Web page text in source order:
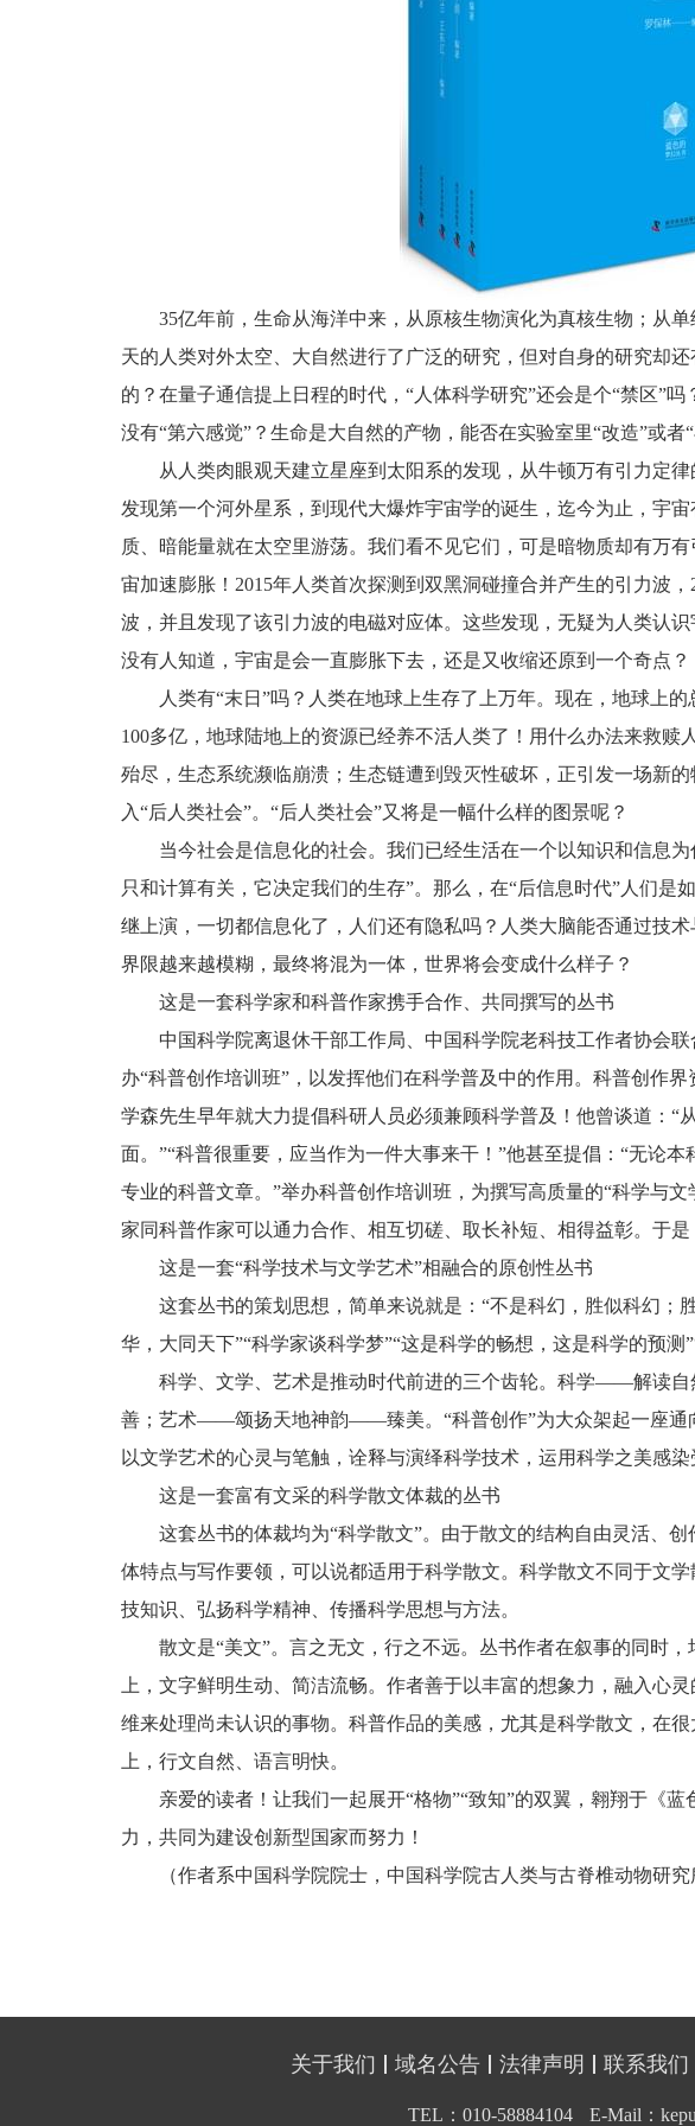
35亿年前，生命从海洋中来，从原核生物演化为真核生物；从
天的人类对外太空、大自然进行了广泛的研究，但对自身的研究却
的？在量子通信提上日程的时代，“人体科学研究”还会是个“禁区”
没有“第六感觉”？生命是大自然的产物，能否在实验室里“改造”或者“
从人类肉眼观天建立星座到太阳系的发现，从牛顿万有引力定
发现第一个河外星系，到现代大爆炸宇宙学的诞生，迄今为止，宇
质、暗能量就在太空里游荡。我们看不见它们，可是暗物质却有万
宙加速膨胀！2015年人类首次探测到双黑洞碰撞合并产生的引力波
波，并且发现了该引力波的电磁对应体。这些发现，无疑为人类认
没有人知道，宇宙是会一直膨胀下去，还是又收缩还原到一个奇点？
人类有“末日”吗？人类在地球上生存了上万年。现在，地球上
100多亿，地球陆地上的资源已经养不活人类了！用什么办法来救
殆尽，生态系统濒临崩溃；生态链遭到毁灭性破坏，正引发一场新
入“后人类社会”。“后人类社会”又将是一幅什么样的图景呢？
当今社会是信息化的社会。我们已经生活在一个以知识和信息
只和计算有关，它决定我们的生存”。那么，在“后信息时代”人们是
继上演，一切都信息化了，人们还有隐私吗？人类大脑能否通过技
界限越来越模糊，最终将混为一体，世界将会变成什么样子？
这是一套科学家和科普作家携手合作、共同撰写的丛书
中国科学院离退休干部工作局、中国科学院老科技工作者协会
办“科普创作培训班”，以发挥他们在科学普及中的作用。科普创作
学森先生早年就大力提倡科研人员必须兼顾科学普及！他曾谈道：“
面。”“科普很重要，应当作为一件大事来干！”他甚至提倡：“无论
专业的科普文章。”举办科普创作培训班，为撰写高质量的“科学与
家同科普作家可以通力合作、相互切磋、取长补短、相得益彰。于是
这是一套“科学技术与文学艺术”相融合的原创性丛书
这套丛书的策划思想，简单来说就是：“不是科幻，胜似科幻；
华，大同天下”“科学家谈科学梦”“这是科学的畅想，这是科学的预测
科学、文学、艺术是推动时代前进的三个齿轮。科学——解
善；艺术——颂扬天地神韵——臻美。“科普创作”为大众架起一座通
以文学艺术的心灵与笔触，诠释与演绎科学技术，运用科学之美感染
这是一套富有文采的科学散文体裁的丛书
这套丛书的体裁均为“科学散文”。由于散文的结构自由灵活、
体特点与写作要领，可以说都适用于科学散文。科学散文不同于文
技知识、弘扬科学精神、传播科学思想与方法。
散文是“美文”。言之无文，行之不远。丛书作者在叙事的同时
上，文字鲜明生动、简洁流畅。作者善于以丰富的想象力，融入心
维来处理尚未认识的事物。科普作品的美感，尤其是科学散文，在
上，行文自然、语言明快。
亲爱的读者！让我们一起展开“格物”“致知”的双翼，翱翔于《
力，共同为建设创新型国家而努力！
（作者系中国科学院院士，中国科学院古人类与古脊椎动物研
关于我们 域名公告 法律声明 联系我们
TEL：010-58884104 E-Mail：